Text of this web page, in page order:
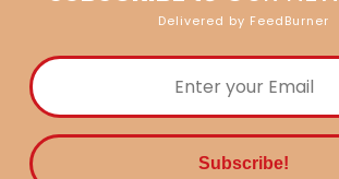
Delivered by FeedBurner